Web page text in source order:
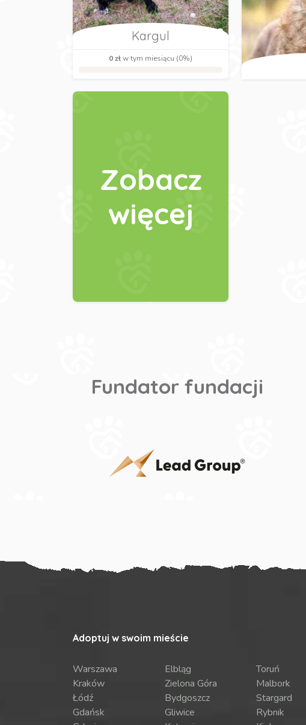
Kargul
0 złw tym miesiącu (0%)
Zobacz
więcej
Fundator fundacji
Adoptuj w swoim mieście
Warszawa
Kraków
Łódź
Gdańsk
Elbląg
Zielona Góra
Bydgoszcz
Gliwice
Toruń
Malbork
Stargard
Rybnik